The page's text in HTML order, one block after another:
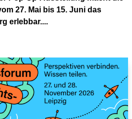
27. Mai bis 15. Juni das
erlebbar....